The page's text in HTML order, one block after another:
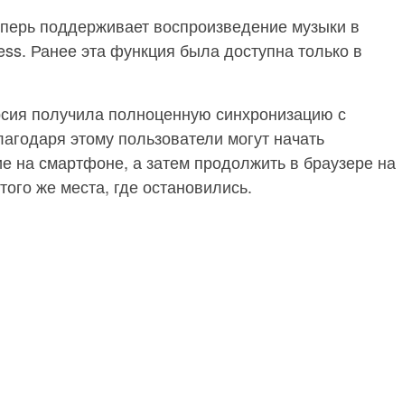
поддерживает воспроизведение музыки в
Ранее эта функция была доступна только в
получила полноценную синхронизацию с
этому пользователи могут начать
на смартфоне, а затем продолжить в браузере на
же места, где остановились.